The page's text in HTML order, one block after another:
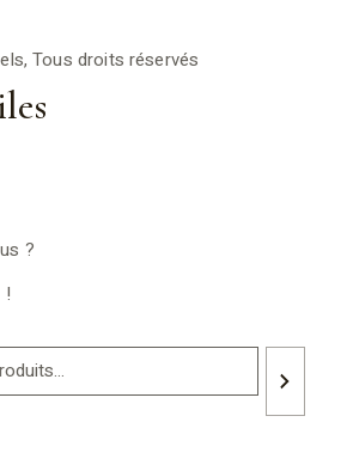
Tous droits réservés
?
!